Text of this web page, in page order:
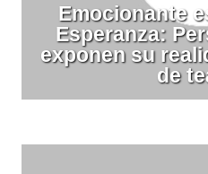
Emocionante
Esperanza:
exponen su
de